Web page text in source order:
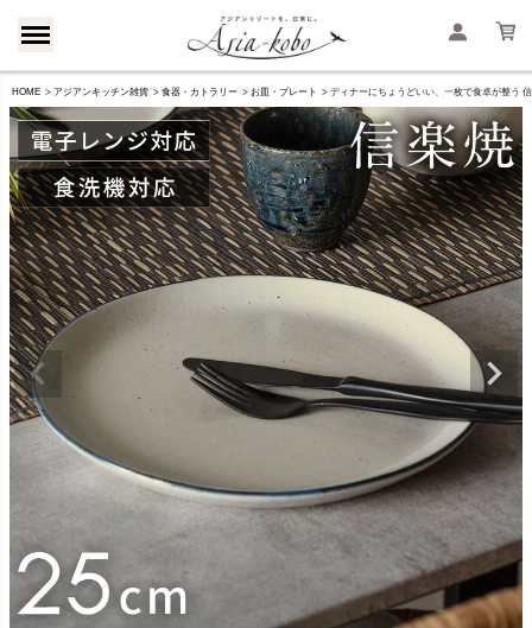
HOME アジアンキッチン雑貨 食器・カトラリー お皿・プレート ディナーにちょうどいい、一枚で食卓が整う